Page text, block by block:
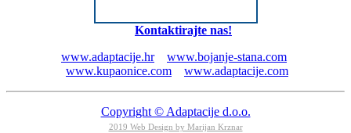
Kontaktirajte nas!
www.adaptacije.hr
www.bojanje-stana.com
www.kupaonice.com
www.adaptacije.com
Copyright © Adaptacije d.o.o.
2019 Web Design by Marijan Krznar